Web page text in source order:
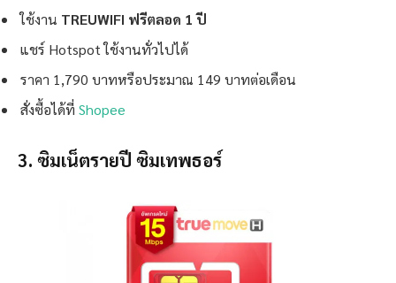
ใช้งาน TREUWIFI ฟรีตลอด 1 ปี
แชร์ Hotspot ใช้งานทั่วไปได้
ราคา 1,790 บาทหรือประมาณ 149 บาทต่อเดือน
สั่งซื้อได้ที่ Shopee
3. ซิมเน็ตรายปี ซิมเทพธอร์